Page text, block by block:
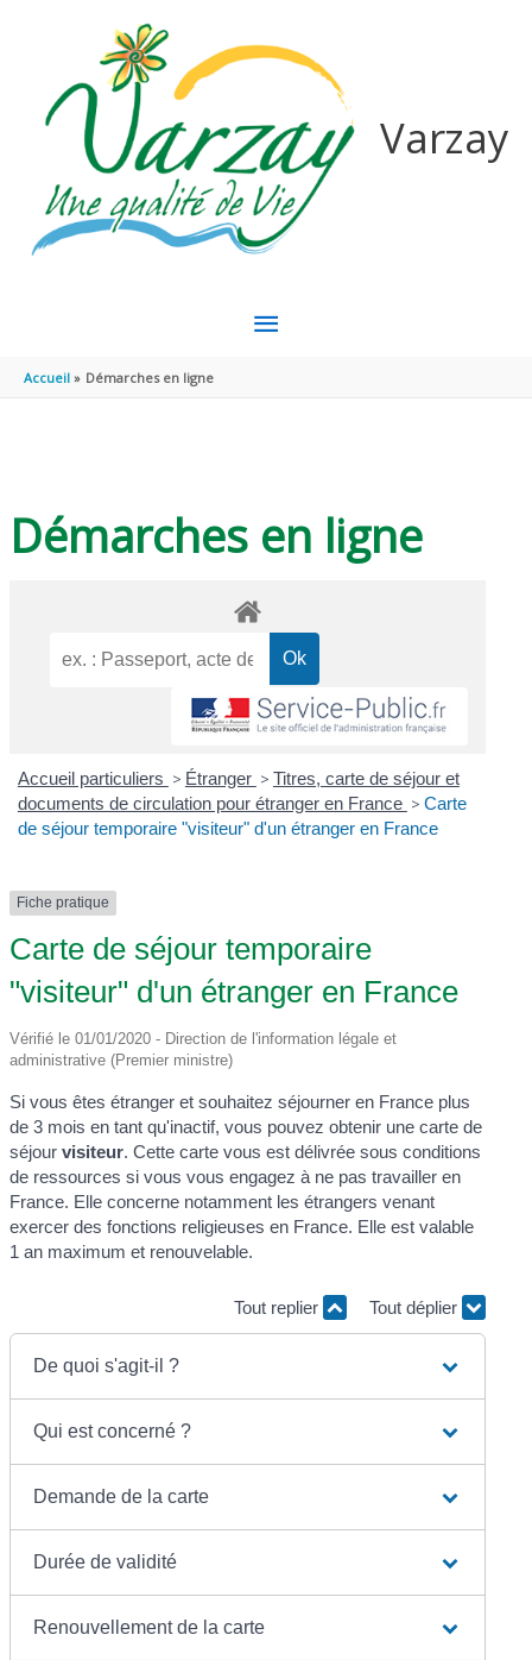
Varzay
MENU
Accueil Démarches en ligne
Démarches en ligne
Accueil particuliers > Étranger > Titres, carte de séjour et
documents de circulation pour étranger en France > Carte
de séjour temporaire "visiteur" d'un étranger en France
Fiche pratique
Carte de séjour temporaire
"visiteur" d'un étranger en France
Vérifié le 01/01/2020 - Direction de l'information légale et
administrative (Premier ministre)
Si vous êtes étranger et souhaitez séjourner en France plus
de 3 mois en tant qu'inactif, vous pouvez obtenir une carte de
séjourvisiteur. Cette carte vous est délivrée sous conditions
de ressources si vous vous engagez à ne pas travailler en
France. Elle concerne notamment les étrangers venant
exercer des fonctions religieuses en France. Elle est valable
1 an maximum et renouvelable.
Tout replier Tout déplier
De quoi s'agit-il ?
Qui est concerné ?
Demande de la carte
Durée de validité
Renouvellement de la carte